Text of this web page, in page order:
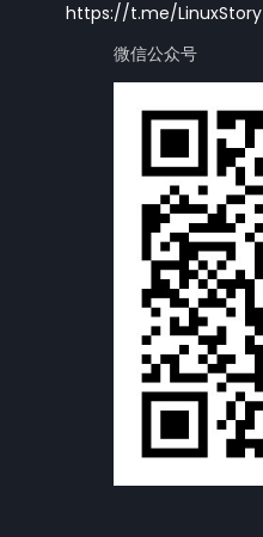
https://t.me/LinuxStory
微信公众号